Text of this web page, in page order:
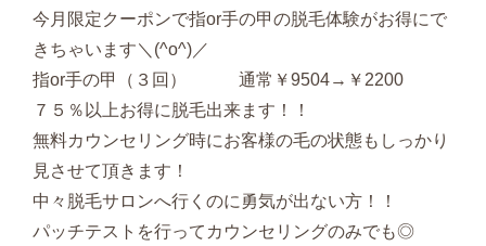
今月限定クーポンで指or手の甲の脱毛体験がお得にで
きちゃいます＼(^o^)／
指or手の甲（３回） 通常￥9504→￥2200
７５％以上お得に脱毛出来ます！！
無料カウンセリング時にお客様の毛の状態もしっかり
見させて頂きます！
中々脱毛サロンへ行くのに勇気が出ない方！！
パッチテストを行ってカウンセリングのみでも◎